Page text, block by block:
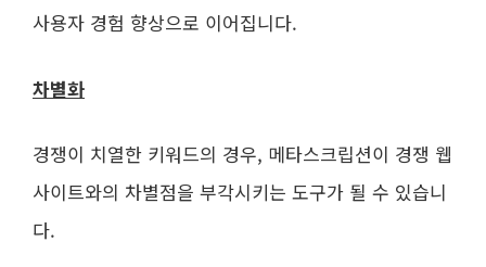
사용자 경험 향상으로 이어집니다.
차별화
경쟁이 치열한 키워드의 경우, 메타스크립션이 경쟁 웹
사이트와의 차별점을 부각시키는 도구가 될 수 있습니
다.